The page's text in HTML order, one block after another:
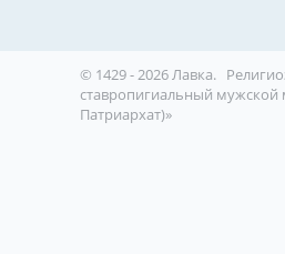
© 1429 - 2026 Лавка.
ставропигиальный мужской
Патриархат)»